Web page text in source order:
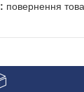
повернення